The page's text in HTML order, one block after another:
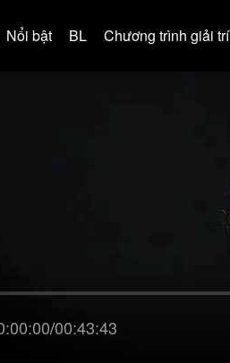
Nổi bật BL Chương trình giải trí